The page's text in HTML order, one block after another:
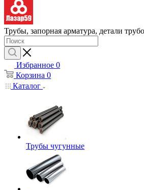
Трубы, запорная арматура, детали
Избранное 0
Корзина 0
Каталог
Трубы чугунные